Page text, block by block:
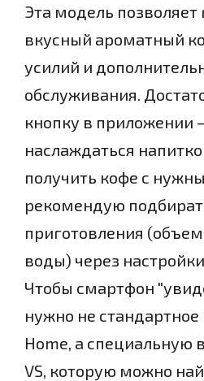
Эта модель позволяет
вкусный ароматный
усилий и
обслуживания.
кнопку в приложении
наслаждаться
получить кофе с
рекомендую
приготовления
воды) через
Чтобы смартфон
нужно не
Home, а специальную
VS, которую можно